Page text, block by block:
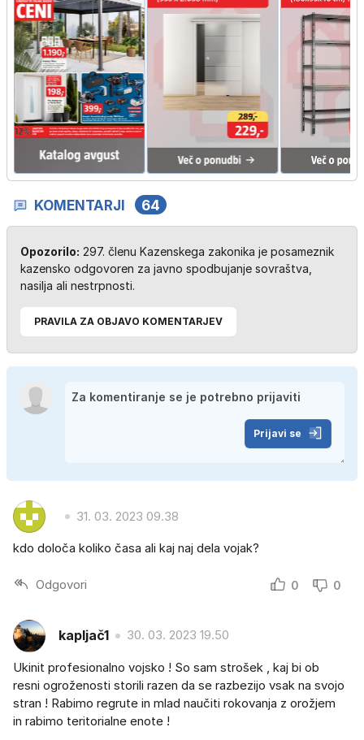
KOMENTARJI 64
Opozorilo: 297. členu Kazenskega zakonika je posameznik
kazensko odgovoren za javno spodbujanje sovraštva,
nasilja ali nestrpnosti.
PRAVILA ZA OBJAVO KOMENTARJEV
Prijavi se
31. 03. 2023 09.38
kdo določa koliko časa ali kaj naj dela vojak?
Odgovori 0 0
kapljač1 30. 03. 2023 19.50
Ukinit profesionalno vojsko ! So sam strošek , kaj bi ob
resni ogroženosti storili razen da se razbezijo vsak na svojo
stran ! Rabimo regrute in mlad naučiti rokovanja z orožjem
in rabimo teritorialne enote !